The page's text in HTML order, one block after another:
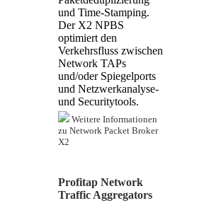
und Time-Stamping.
Der X2 NPBS
optimiert den
Verkehrsfluss zwischen
Network TAPs
und/oder Spiegelports
und Netzwerkanalyse-
und Securitytools.
Weitere Informationen
zu Network Packet Broker
X2
Profitap Network
Traffic Aggregators